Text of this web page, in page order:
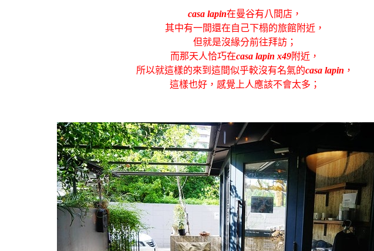
casa lapin在曼谷有八間店，
其中有一間還在自己下榻的旅館附近，
但就是沒緣分前往拜訪；
而那天人恰巧在casa lapin x49附近，
所以就這樣的來到這間似乎較沒有名氣的casa lapin ，
這樣也好，感覺上人應該不會太多；